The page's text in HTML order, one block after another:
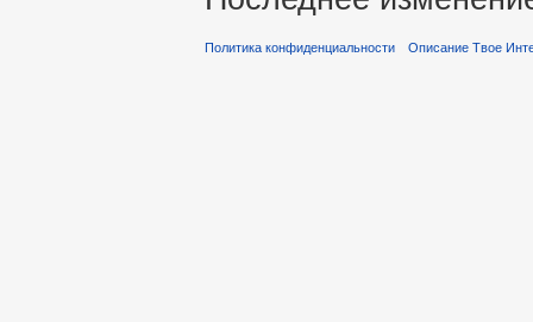
Политика конфиденциальности Описание Твое